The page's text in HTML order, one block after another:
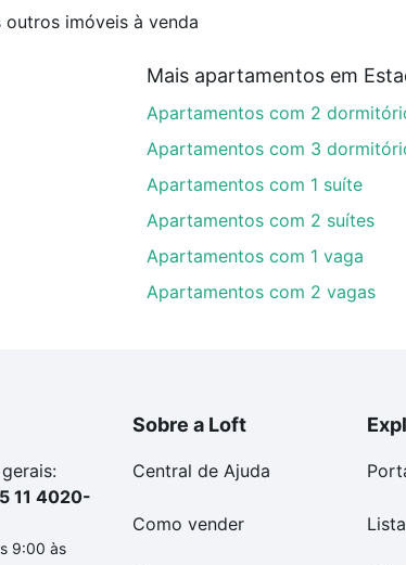
imóveis à venda
Mais apartamentos em
Apartamentos com 2
Apartamentos com 3
Apartamentos com 1 suíte
Apartamentos com 2 suítes
Apartamentos com 1 vaga
Apartamentos com 2 vagas
11 4020-
9:00 às
Sobre a Loft
Central de Ajuda
Como vender